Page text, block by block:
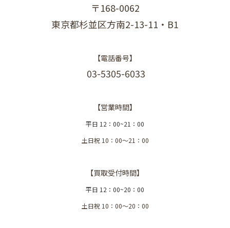
〒168-0062
東京都杉並区方南2-13-11・B1
【電話番号】
03-5305-6033
【営業時間】
平日 12：00~21：00
土日祝 10：00〜21：00
【買取受付時間】
平日 12：00~20：00
土日祝 10：00〜20：00